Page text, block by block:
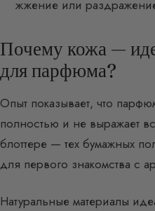
жжение или
Почему кожа —
для парфюма?
Опыт показывает, что
полностью и не выражает
блоттере — тех бумажных
для первого знакомства с
Натуральные материалы